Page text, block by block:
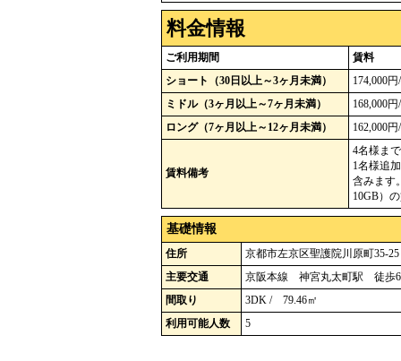
料金情報
ご利用期間
賃料
ショート（30日以上～3ヶ月未満）
174,000
ミドル（3ヶ月以上～7ヶ月未満）
168,000
ロング（7ヶ月以上～12ヶ月未満）
162,000
賃料備考
4名様ま
1名様追
含みます
10GB）
基礎情報
住所
京都市左京区聖護院川原町35-25
主要交通
京阪本線 神宮丸太町駅 徒歩
間取り
3DK / 79.46㎡
利用可能人数
5